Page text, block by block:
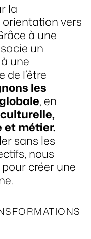
la
vers
à une
un
une
l’être
les
, en
métier.
sans les
nous
créer une